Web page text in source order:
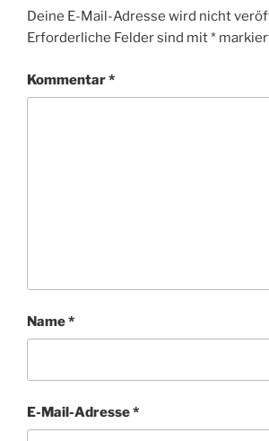
Deine E-Mail-Adresse wird nicht
Erforderliche Felder sind mit*
Kommentar*
Name*
E-Mail-Adresse*